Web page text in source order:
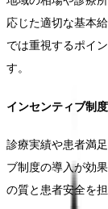
応じた適切な基本
では重視するポイ
す。
インセンティブ制度
診療実績や患者満
ブ制度の導入が効
の質と患者安全を